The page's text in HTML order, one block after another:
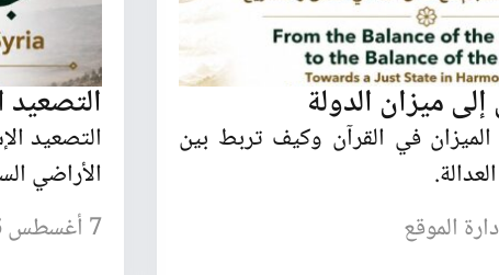
ميزان الدولة
في القرآن وكيف تربط بين
الموقع
التصعيد
الأراضي
7 أغسطس 2026